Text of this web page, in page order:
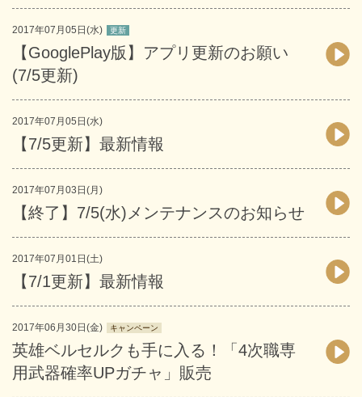
2017年07月05日(水) 更新
【GooglePlay版】アプリ更新のお願い
(7/5更新)
2017年07月05日(水)
【7/5更新】最新情報
2017年07月03日(月)
【終了】7/5(水)メンテナンスのお知らせ
2017年07月01日(土)
【7/1更新】最新情報
2017年06月30日(金) キャンペーン
英雄ベルセルクも手に入る！「4次職専
用武器確率UPガチャ」販売